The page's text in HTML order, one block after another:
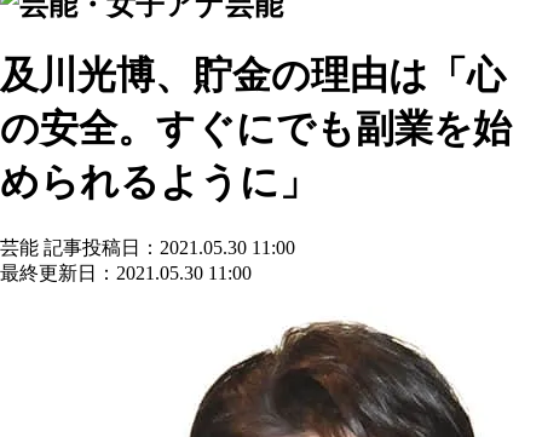
及川光博、貯金の理由は「心
の安全。すぐにでも副業を始
められるように」
芸能 記事投稿日：2021.05.30 11:00
最終更新日：2021.05.30 11:00